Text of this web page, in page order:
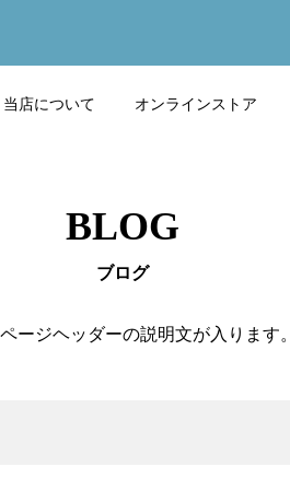
当店について オンラインストア
BLOG
ブログ
ージヘッダーの説明文が入ります。